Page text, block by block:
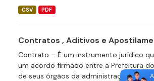
CSV PDF
Contratos , Aditivos e
Contrato – É um instrumento jurídico
um acordo firmado entre a Prefeitura
de seus órgãos da administração